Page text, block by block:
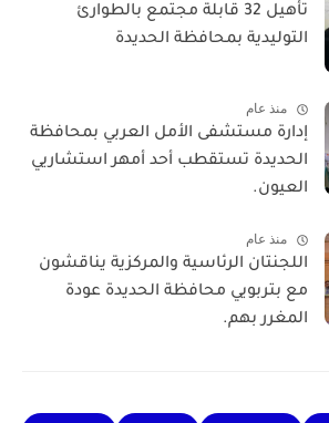
تأهيل 32 قابلة مجتمع بالطوارئ
التوليدية بمحافظة الحديدة
منذ عام
إدارة مستشفى الأمل العربي بمحافظة
الحديدة تستقطب أحد أمهر استشاريي
العيون.
منذ عام
اللجنتان الرئاسية والمركزية يناقشون
مع بتربويي محافظة الحديدة عودة
المغرر بهم.